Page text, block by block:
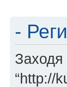
-
“http://